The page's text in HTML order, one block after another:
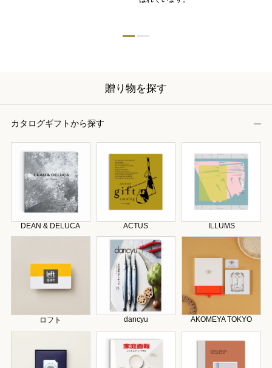
贈り物を探す
カタログギフトから探す
DEAN & DELUCA ACTUS ILLUMS
ロフト dancyu AKOMEYA TOKYO